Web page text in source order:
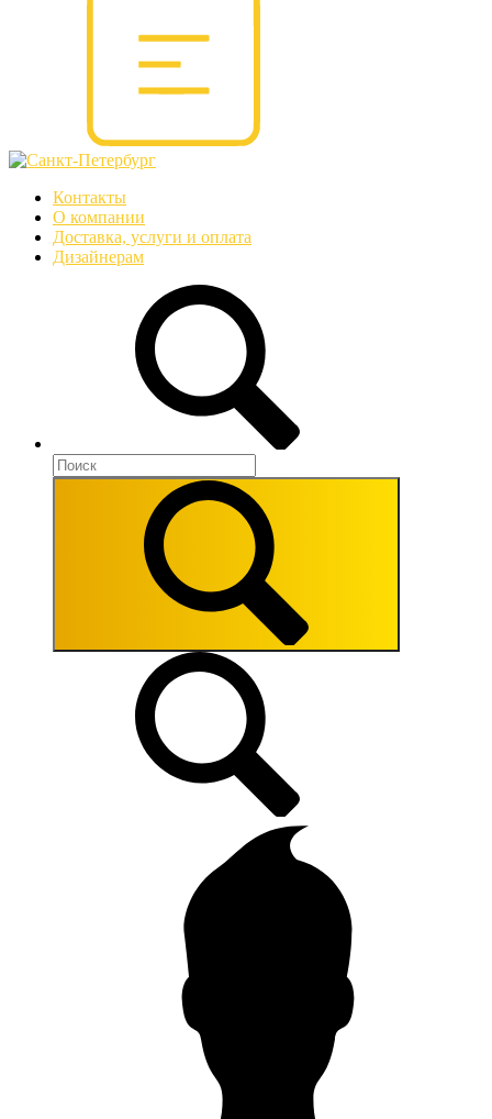
Контакты
О компании
Доставка, услуги и оплата
Дизайнерам